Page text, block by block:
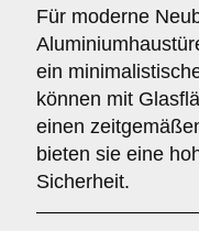
Für moderne
ein
können mit
einen
bieten sie eine
Sicherheit.